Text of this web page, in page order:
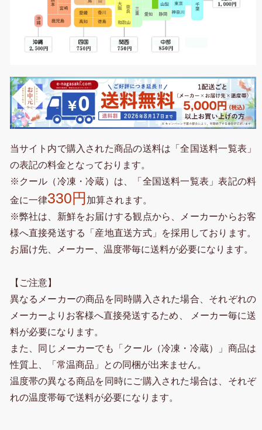
当サイト内で購入された商品の送料は「全国送料一覧表」
の表記の料金となっております。
※クール（冷凍・冷蔵）は、「全国送料一覧表」表記の料
金に一律330円 加算されます。
※弊社は、新鮮をお届けする観点から、メーカーからお客
様へ直接発送する「産地直送方式」を採用しております。
お届け先、メーカー、温度帯毎に送料が必要になります。
【ご注意】
異なるメーカーの商品を同時購入された場合、それぞれの
メーカーよりお客様へ直接発送するため、 メーカー毎に送
料が必要になります。
また、同じメーカーでも「クール（冷凍・冷蔵）」商品は
性質上、「常温商品」との同梱が出来ません。
温度帯の異なる商品を同時にご購入された場合は、それぞ
れの温度帯毎で送料が必要になります。